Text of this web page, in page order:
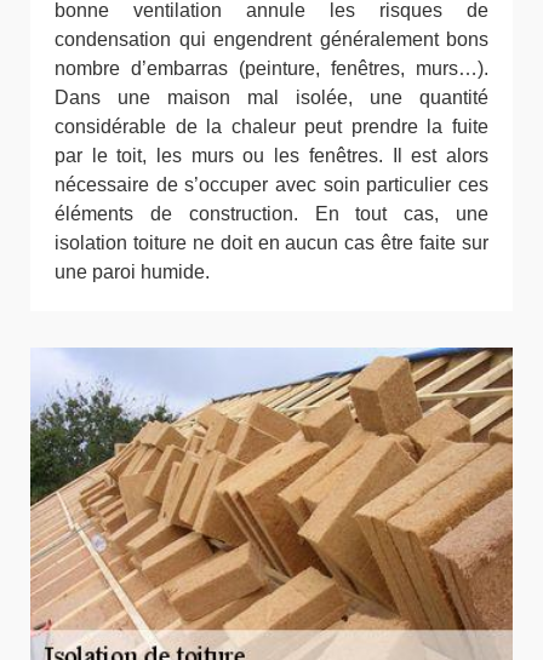
bonne ventilation annule les risques de
condensation qui engendrent généralement bons
nombre d’embarras (peinture, fenêtres, murs…).
Dans une maison mal isolée, une quantité
considérable de la chaleur peut prendre la fuite
par le toit, les murs ou les fenêtres. Il est alors
nécessaire de s’occuper avec soin particulier ces
éléments de construction. En tout cas, une
isolation toiture ne doit en aucun cas être faite sur
une paroi humide.